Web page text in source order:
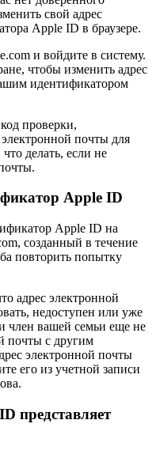
свой адрес
Apple ID в браузере.
и войдите в систему.
чтобы изменить адрес
идентификатором
проверки,
почты для
делать, если не
Apple ID
Apple ID на
созданный в течение
повторить попытку
адрес электронной
недоступен или уже
член вашей семьи еще не
почты с другим
электронной почты
его из учетной записи
представляет